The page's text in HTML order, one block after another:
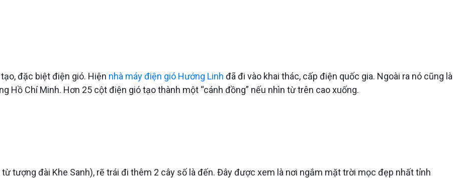
đặc biệt điện gió. Hiện nhà máy điện gió Hướng Linh đã đi vào khai thác, cấp điện quốc gia. Ngoài ra nó cũng là
Hồ Chí Minh. Hơn 25 cột điện gió tạo thành một “cánh đồng” nếu nhìn từ trên cao xuống.
tượng đài Khe Sanh), rẽ trái đi thêm 2 cây số là đến. Đây được xem là nơi ngắm mặt trời mọc đẹp nhất tỉnh